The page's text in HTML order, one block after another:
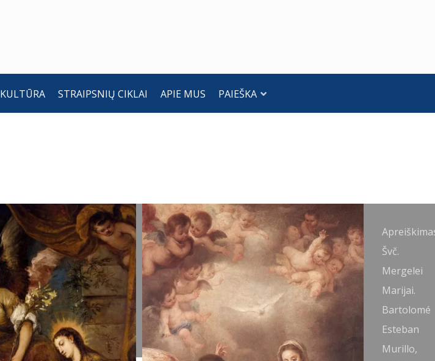
KULTŪRA STRAIPSNIŲ CIKLAI APIE MUS PAIEŠKA
Apreiškimas
Švč.
Mergelei
Marijai. José
Antolinez,
1665-75.
Švč.
Mergelei
Marijai.
Bartolomé
Esteban
Murillo,